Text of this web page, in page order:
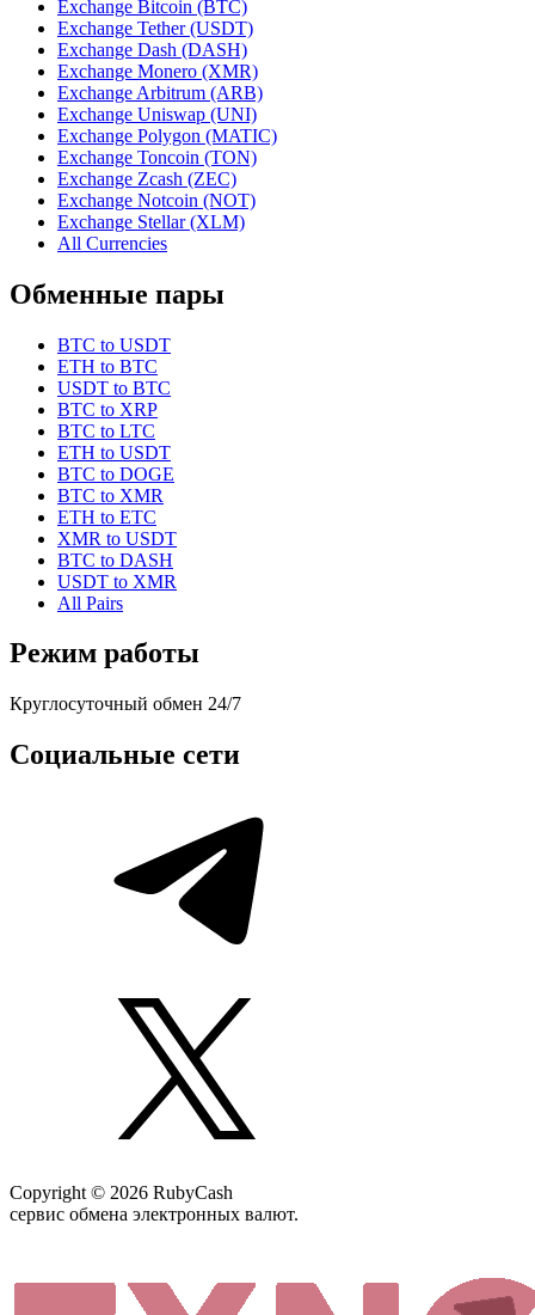
Exchange Bitcoin (BTC)
Exchange Tether (USDT)
Exchange Dash (DASH)
Exchange Monero (XMR)
Exchange Arbitrum (ARB)
Exchange Uniswap (UNI)
Exchange Polygon (MATIC)
Exchange Toncoin (TON)
Exchange Zcash (ZEC)
Exchange Notcoin (NOT)
Exchange Stellar (XLM)
All Currencies
Обменные пары
BTC to USDT
ETH to BTC
USDT to BTC
BTC to XRP
BTC to LTC
ETH to USDT
BTC to DOGE
BTC to XMR
ETH to ETC
XMR to USDT
BTC to DASH
USDT to XMR
All Pairs
Режим работы
Круглосуточный обмен 24/7
Социальные сети
Copyright © 2026 RubyCash
сервис обмена электронных валют.